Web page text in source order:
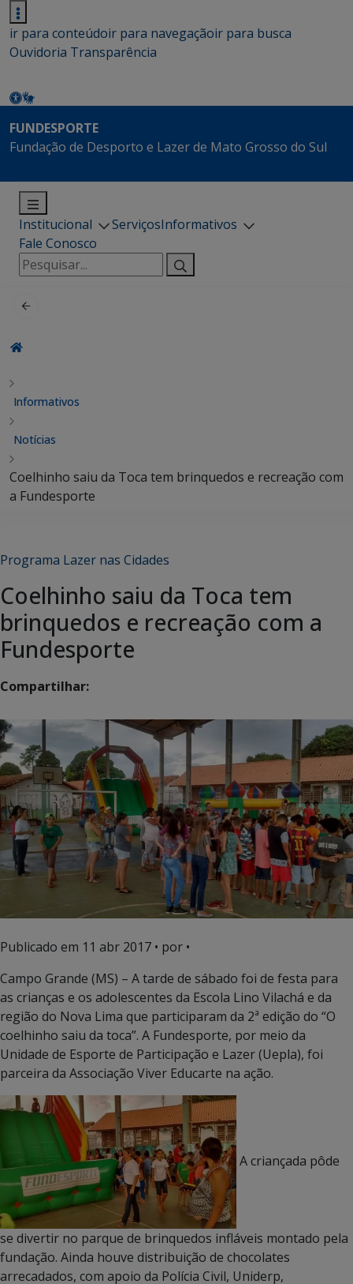
ir para conteúdoir para navegaçãoir para busca
Ouvidoria Transparência
FUNDESPORTE
Fundação de Desporto e Lazer de Mato Grosso do Sul
Institucional ServiçosInformativos
Fale Conosco
Pesquisar
por:
Informativos
Notícias
Coelhinho saiu da Toca tem brinquedos e recreação com
a Fundesporte
Programa Lazer nas Cidades
Coelhinho saiu da Toca tem
brinquedos e recreação com a
Fundesporte
Compartilhar:
Publicado em 11 abr 2017 • por •
Campo Grande (MS) – A tarde de sábado foi de festa para
as crianças e os adolescentes da Escola Lino Vilachá e da
região do Nova Lima que participaram da 2ª edição do “O
coelhinho saiu da toca”. A Fundesporte, por meio da
Unidade de Esporte de Participação e Lazer (Uepla), foi
parceira da Associação Viver Educarte na ação.
A criançada pôde
se divertir no parque de brinquedos infláveis montado pela
fundação. Ainda houve distribuição de chocolates
arrecadados, com apoio da Polícia Civil, Uniderp,